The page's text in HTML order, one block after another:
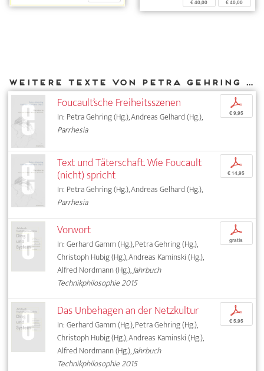
€ 40,00 € 40,00
Weitere Texte von Petra Gehring bei DIAPHANES
Foucault’sche Freiheitsszenen
In: Petra Gehring (Hg.), Andreas Gelhard (Hg.),
Parrhesia
p
€ 9,95
Text und Täterschaft. Wie Foucault
(nicht) spricht
In: Petra Gehring (Hg.), Andreas Gelhard (Hg.),
Parrhesia
p
€ 14,95
Vorwort
In: Gerhard Gamm (Hg.), Petra Gehring (Hg.),
Christoph Hubig (Hg.), Andreas Kaminski (Hg.),
Alfred Nordmann (Hg.),Jahrbuch
Technikphilosophie 2015
p
gratis
Das Unbehagen an der Netzkultur
In: Gerhard Gamm (Hg.), Petra Gehring (Hg.),
Christoph Hubig (Hg.), Andreas Kaminski (Hg.),
Alfred Nordmann (Hg.),Jahrbuch
Technikphilosophie 2015
p
€ 5,95